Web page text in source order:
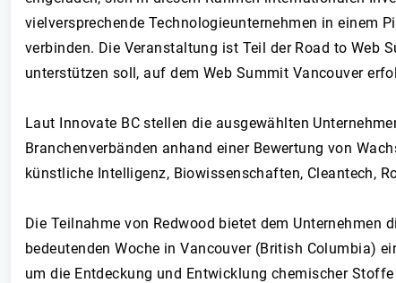
vielversprechende Technologieunternehmen in einem
verbinden. Die Veranstaltung ist Teil der Road to Web
unterstützen soll, auf dem Web Summit Vancouver
Laut Innovate BC stellen die ausgewählten
Branchenverbänden anhand einer Bewertung von
künstliche Intelligenz, Biowissenschaften, Cleantech,
Die Teilnahme von Redwood bietet dem Unternehmen
bedeutenden Woche in Vancouver (British Columbia)
um die Entdeckung und Entwicklung chemischer